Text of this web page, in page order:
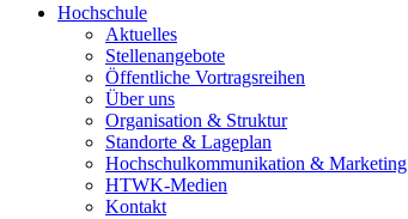
Hochschule
Aktuelles
Stellenangebote
Öffentliche Vortragsreihen
Über uns
Organisation & Struktur
Standorte & Lageplan
Hochschulkommunikation & Marketing
HTWK-Medien
Kontakt